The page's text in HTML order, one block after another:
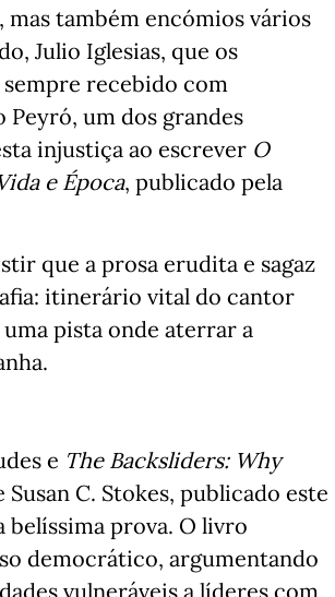
também encómios vários
Julio Iglesias, que os
recebido com
Peyró, um dos grandes
injustiça ao escrever O
e Época, publicado pela
que a prosa erudita e sagaz
itinerário vital do cantor
pista onde aterrar a
e The Backsliders: Why
Susan C. Stokes, publicado este
belíssima prova. O livro
democrático, argumentando
vulneráveis a líderes com